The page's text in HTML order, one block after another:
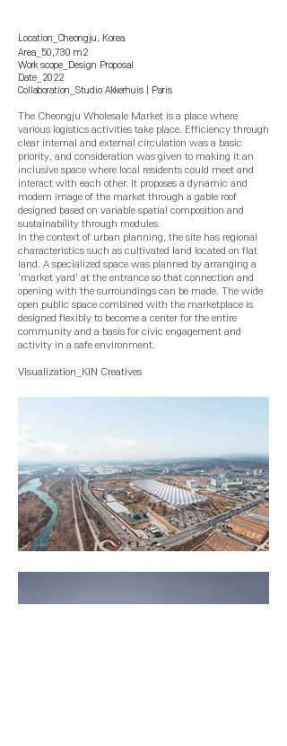
Location_Cheongju, Korea
Area_50,730 m2
Work scope_Design Proposal
Date_2022
Collaboration_Studio Akkerhuis | Paris
The Cheongju Wholesale Market is a place where
various logistics activities take place. Efficiency through
clear internal and external circulation was a basic
priority, and consideration was given to making it an
inclusive space where local residents could meet and
interact with each other. It proposes a dynamic and
modern image of the market through a gable roof
designed based on variable spatial composition and
sustainability through modules.
In the context of urban planning, the site has regional
characteristics such as cultivated land located on flat
land. A specialized space was planned by arranging a
'market yard' at the entrance so that connection and
opening with the surroundings can be made. The wide
open public space combined with the marketplace is
designed flexibly to become a center for the entire
community and a basis for civic engagement and
activity in a safe environment.
Visualization_KIN Creatives